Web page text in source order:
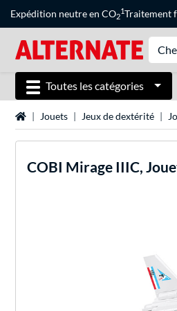
Expédition neutre en CO2
1Traitement
Toutes les catégories
Page d'accueil
Jouets Jeux de dextérité
COBI Mirage IIIC,